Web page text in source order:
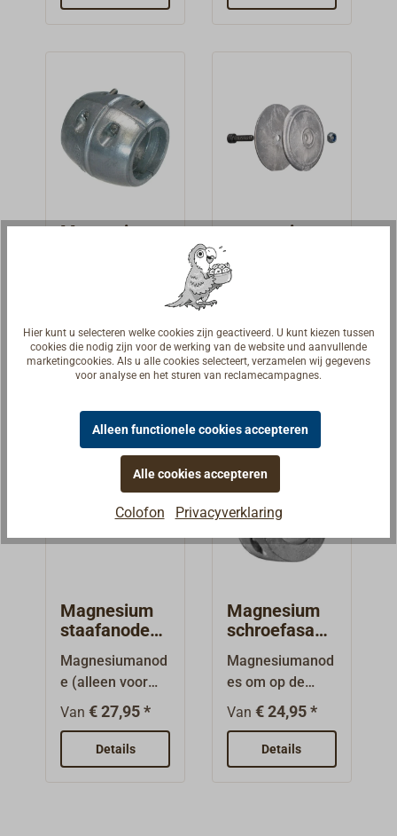
staal,
gaten om vast te
Magnesium-
schroefas aan te
schroeven.Rond
e vorm, 2-delig
roestvrijstalen
schroeven.
Van€ 29,90 *
Details
magnesium
Ronde
es (alleen voor
brak- en
zoetwater), met
om vast te
schroeven.Lever
ing per paar.
Van€ 20,90 *
Details
Magnesium
staafanode
voor
bevestiging
met bouten
Magnesiumanod
e (alleen voor
brak- en
zoetwater),
ronde of
langovale vorm
Van€ 27,95 *
Details
Magnesium
schroefasano
des
Magnesiumanod
es om op de
schroefas aan te
schroeven.Kort
model, 2-delig
met RVS-
Van € 24,95 *
Details
Hier kunt u selecteren welke cookies zijn geactiveerd. U kunt kiezen tussen
cookies die nodig zijn voor de werking van de website und aanvullende
marketingcookies. Als u alle cookies selecteert, verzamelen wij gegevens
voor analyse en het sturen van reclamecampagnes.
Alleen functionele cookies accepteren
Alle cookies accepteren
Colofon Privacyverklaring